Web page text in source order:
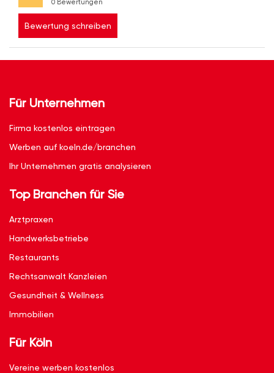
0 Bewertungen
Bewertung schreiben
Für Unternehmen
Firma kostenlos eintragen
Werben auf koeln.de/branchen
Ihr Unternehmen gratis analysieren
Top Branchen für Sie
Arztpraxen
Handwerksbetriebe
Restaurants
Rechtsanwalt Kanzleien
Gesundheit & Wellness
Immobilien
Für Köln
Vereine werben kostenlos